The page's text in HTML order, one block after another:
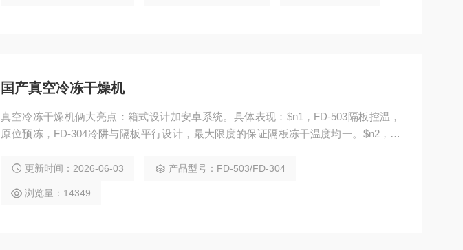
国产真空冷冻干燥机
真空冷冻干燥机俩大亮点：箱式设计加安卓系统。具体表现：$n1，FD-503隔板控温，
原位预冻，FD-304冷阱与隔板平行设计，最大限度的保证隔板冻干温度均一。$n2，冻
作方便$n4，同等体积冻干面积相对大很多$n5，软件是安卓系统，运行更流畅，性能更
更新时间：2026-06-03 产品型号：FD-503/FD-304
浏览量：14349